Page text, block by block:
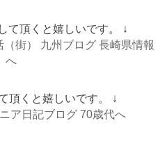
て頂くと嬉しいです。 ↓
頂くと嬉しいです。 ↓